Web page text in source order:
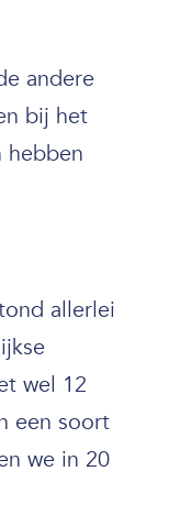
andere
bij het
hebben
allerlei
wel 12
een soort
we in 20